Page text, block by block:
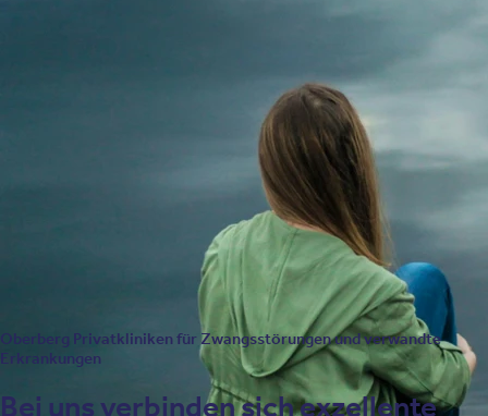
Erkrankungen setzen wir unter anderem diese
Biologische Therapieverfahren
Oberberg Privatkliniken für Zwangsstörungen und verwandte
Erkrankungen
Bei uns verbinden sich exzellente